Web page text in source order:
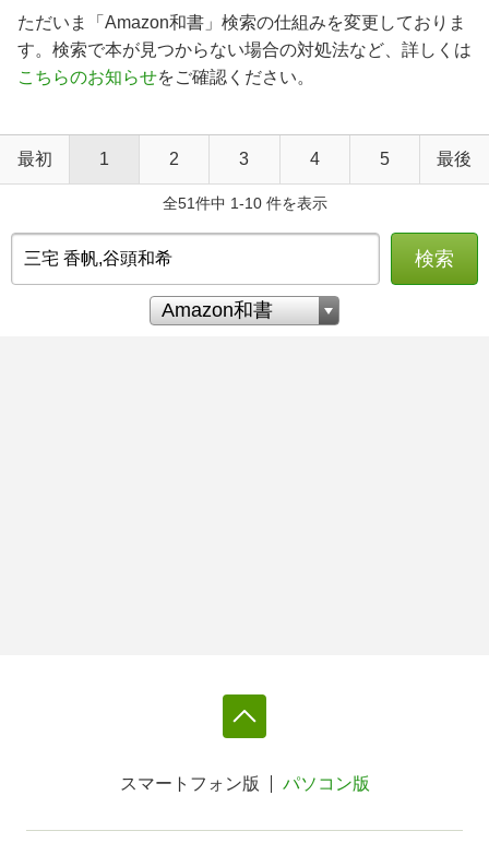
ただいま「Amazon和書」検索の仕組みを変更しておりま
す。検索で本が見つからない場合の対処法など、詳しくは
こちらのお知らせをご確認ください。
最初 1 2 3 4 5 最後
全51件中 1-10 件を表示
検索
スマートフォン版 パソコン版